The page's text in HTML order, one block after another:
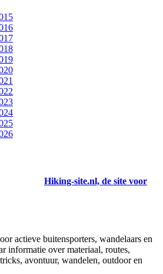
Hiking-site.nl, de site voor
actieve buitensporters, wandelaars en
informatie over materiaal, routes,
avontuur, wandelen, outdoor en